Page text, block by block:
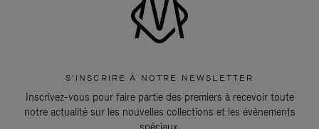
S'INSCRIRE À NOTRE NEWSLETTER
Inscrivez-vous pour faire partie des premiers à recevoir toute
notre actualité sur les nouvelles collections et les évènements